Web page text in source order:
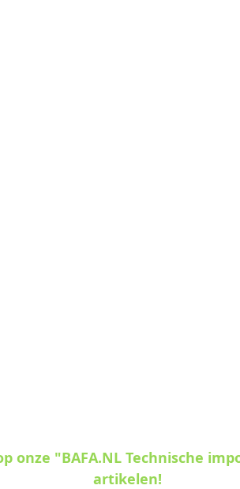
onze "BAFA.NL Technische
artikelen!